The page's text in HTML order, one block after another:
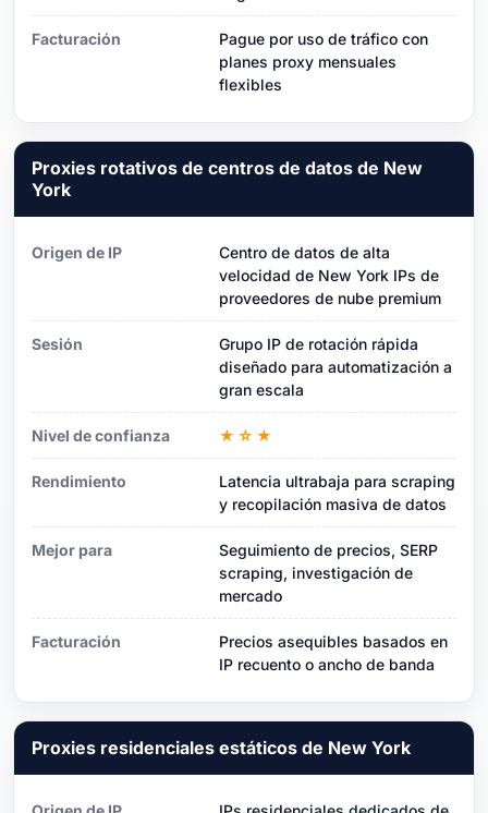
Facturación
Pague por uso de tráfico con
planes proxy mensuales
flexibles
Proxies rotativos de centros de datos de New
York
Origen de IP
Centro de datos de alta
velocidad de New York IPs de
proveedores de nube premium
Sesión
Grupo IP de rotación rápida
diseñado para automatización a
gran escala
Nivel de confianza ★☆★
Rendimiento
Latencia ultrabaja para scraping
y recopilación masiva de datos
Mejor para
Seguimiento de precios, SERP
scraping, investigación de
mercado
Facturación
Precios asequibles basados ​​en
IP recuento o ancho de banda
Proxies residenciales estáticos de New York